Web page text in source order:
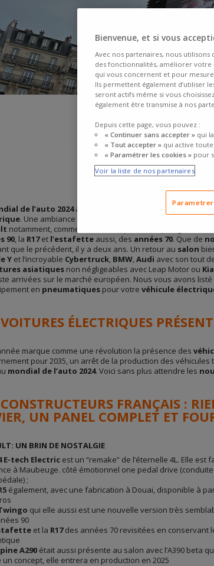
de l’auto 2024a ouvert ses portes à Paris, porte
. Une ambiance colorée et parfois même un esprit “
notamment, comme la 4 E-tech, qui nous replonge
90, la R17et l’estafette aussi, des années 70. Que de
que le précédent, il y a deux ans. Un retour au salon
Y et l’incroyable Cybertruck, BMW,Audi avec son tout
asiatiques non négligeables avec Leap Motor ou Kia
arrivées sur le marché européen. Nous vous avons listé
en pneumatiques pour votre véhicule
VOITURES ÉLECTRIQUES
marque comme une révolution la présence des
pour 2035, un arrêt de la production des véhicules
mondial de l’auto 2024. Voici sans plus attendre les
CONSTRUCTEURS FRANÇAIS :
UN PANEL COMPLET ET
UN BRIN DE NOSTALGIE
E-tech Electric est un “remake” de l’éternelle 4L. Elle est
à Maubeuge. côté émotionnel one pedal drive
;
également, avec une fabrication à Douai, disponible à
qui elle aussi est une nouvelle version très
90
et la R17des années 70 revisitées en conservant
A290 était aussi présente au salon avec l’A390 beta
un concept, elle entrera en production en 2025
Bienvenue, et si vous
Avec nos partenaires, nous
des fonctionnalités, améliorer votre
qui vous concernent et pour
Ils permettent également d’utiliser
seront actifs même si vous
également être transmise à nos
Depuis cette page, vous pouvez :
« Continuer sans accepter » qui
« Tout accepter » qui active
« Paramétrer les cookies » pour
Voir la liste de nos partenaires